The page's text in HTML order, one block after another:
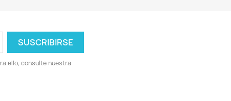
ello, consulte nuestra